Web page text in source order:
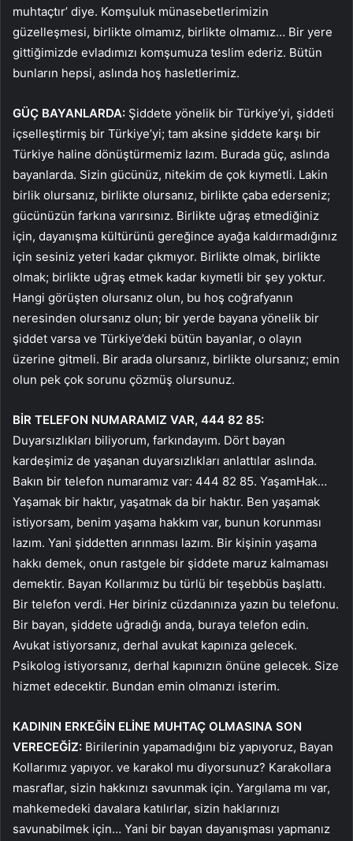
muhtaçtır’ diye. Komşuluk münasebetlerimizin
güzelleşmesi, birlikte olmamız, birlikte olmamız… Bir yere
gittiğimizde evladımızı komşumuza teslim ederiz. Bütün
bunların hepsi, aslında hoş hasletlerimiz.
GÜÇ BAYANLARDA: Şiddete yönelik bir Türkiye’yi, şiddeti
içselleştirmiş bir Türkiye’yi; tam aksine şiddete karşı bir
Türkiye haline dönüştürmemiz lazım. Burada güç, aslında
bayanlarda. Sizin gücünüz, nitekim de çok kıymetli. Lakin
birlik olursanız, birlikte olursanız, birlikte çaba ederseniz;
gücünüzün farkına varırsınız. Birlikte uğraş etmediğiniz
için, dayanışma kültürünü gereğince ayağa kaldırmadığınız
için sesiniz yeteri kadar çıkmıyor. Birlikte olmak, birlikte
olmak; birlikte uğraş etmek kadar kıymetli bir şey yoktur.
Hangi görüşten olursanız olun, bu hoş coğrafyanın
neresinden olursanız olun; bir yerde bayana yönelik bir
şiddet varsa ve Türkiye’deki bütün bayanlar, o olayın
üzerine gitmeli. Bir arada olursanız, birlikte olursanız; emin
olun pek çok sorunu çözmüş olursunuz.
BİR TELEFON NUMARAMIZ VAR, 444 82 85:
Duyarsızlıkları biliyorum, farkındayım. Dört bayan
kardeşimiz de yaşanan duyarsızlıkları anlattılar aslında.
Bakın bir telefon numaramız var: 444 82 85. YaşamHak…
Yaşamak bir haktır, yaşatmak da bir haktır. Ben yaşamak
istiyorsam, benim yaşama hakkım var, bunun korunması
lazım. Yani şiddetten arınması lazım. Bir kişinin yaşama
hakkı demek, onun rastgele bir şiddete maruz kalmaması
demektir. Bayan Kollarımız bu türlü bir teşebbüs başlattı.
Bir telefon verdi. Her biriniz cüzdanınıza yazın bu telefonu.
Bir bayan, şiddete uğradığı anda, buraya telefon edin.
Avukat istiyorsanız, derhal avukat kapınıza gelecek.
Psikolog istiyorsanız, derhal kapınızın önüne gelecek. Size
hizmet edecektir. Bundan emin olmanızı isterim.
KADININ ERKEĞİN ELİNE MUHTAÇ OLMASINA SON
VERECEĞİZ: Birilerinin yapamadığını biz yapıyoruz, Bayan
Kollarımız yapıyor. ve karakol mu diyorsunuz? Karakollara
masraflar, sizin hakkınızı savunmak için. Yargılama mı var,
mahkemedeki davalara katılırlar, sizin haklarınızı
savunabilmek için… Yani bir bayan dayanışması yapmanız